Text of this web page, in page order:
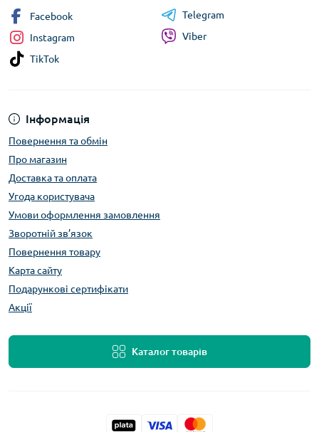
Інформація
Повернення та обмін
Про магазин
Доставка та оплата
Угода користувача
Умови оформлення замовлення
Зворотній зв’язок
Повернення товару
Карта сайту
Подарункові сертифікати
Акції
Каталог товарів
Facebook
Instagram
TikTok
Telegram
Viber